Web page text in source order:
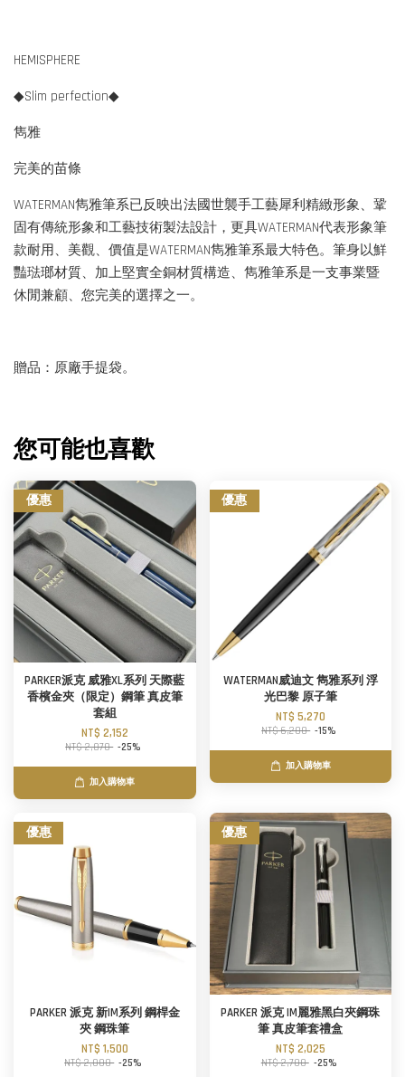
HEMISPHERE
◆Slim perfection◆
雋雅
完美的苗條
WATERMAN雋雅筆系已反映出法國世襲手工藝犀利精緻形象、鞏
固有傳統形象和工藝技術製法設計，更具WATERMAN代表形象筆
款耐用、美觀、價值是WATERMAN雋雅筆系最大特色。筆身以鮮
豔琺瑯材質、加上堅實全銅材質構造、雋雅筆系是一支事業暨
休閒兼顧、您完美的選擇之一。
贈品：原廠手提袋。
您可能也喜歡
優惠
PARKER派克 威雅XL系列 天際藍
香檳金夾（限定）鋼筆 真皮筆
套組
NT$ 2,152
NT$ 2,870 -25%
加入購物車
優惠
WATERMAN威迪文 雋雅系列 浮
光巴黎 原子筆
NT$ 5,270
NT$ 6,200 -15%
加入購物車
優惠
PARKER 派克 新IM系列 鋼桿金
夾 鋼珠筆
NT$ 1,500
NT$ 2,000 -25%
優惠
PARKER 派克 IM麗雅黑白夾鋼珠
筆 真皮筆套禮盒
NT$ 2,025
NT$ 2,700 -25%